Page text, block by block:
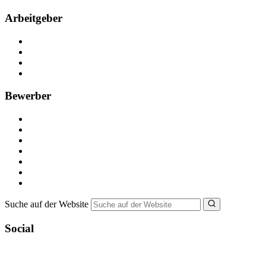
Arbeitgeber
Bewerber
Suche auf der Website
Social